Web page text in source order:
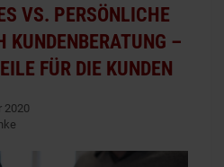
VS. PERSÖNLICHE
KUNDENBERATUNG –
FÜR DIE KUNDEN
2020